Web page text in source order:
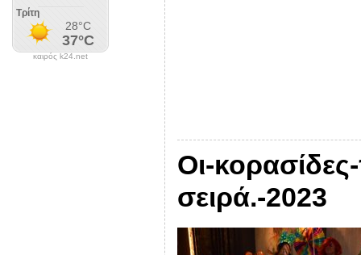
καιρός k24.net
Οι-
σειρά.-2023